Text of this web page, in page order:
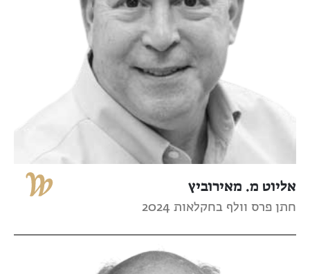
אליוט מ. מאירוביץ
חתן פרס וולף בחקלאות 2024